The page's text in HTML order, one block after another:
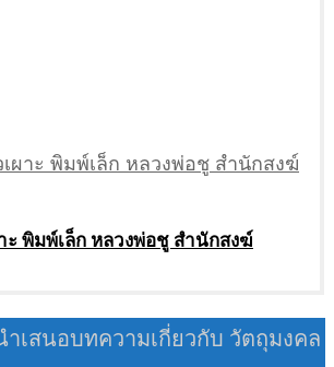
พิมพ์เล็ก หลวงพ่อชู สำนักสงฆ์
เสนอบทความเกี่ยวกับ วัตถุมงคล